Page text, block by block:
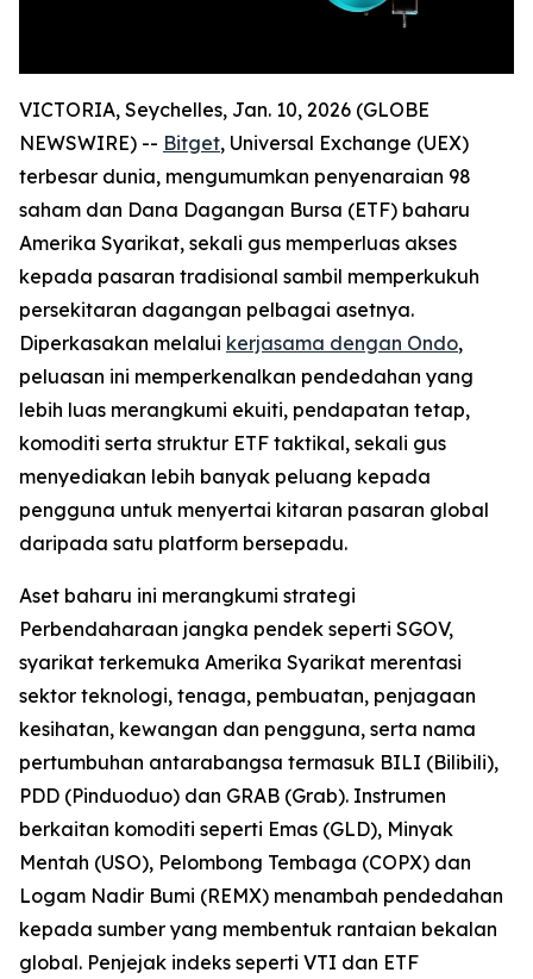
VICTORIA, Seychelles, Jan. 10, 2026 (GLOBE
NEWSWIRE) -- Bitget, Universal Exchange (UEX)
terbesar dunia, mengumumkan penyenaraian 98
saham dan Dana Dagangan Bursa (ETF) baharu
Amerika Syarikat, sekali gus memperluas akses
kepada pasaran tradisional sambil memperkukuh
persekitaran dagangan pelbagai asetnya.
Diperkasakan melalui kerjasama dengan Ondo,
peluasan ini memperkenalkan pendedahan yang
lebih luas merangkumi ekuiti, pendapatan tetap,
komoditi serta struktur ETF taktikal, sekali gus
menyediakan lebih banyak peluang kepada
pengguna untuk menyertai kitaran pasaran global
daripada satu platform bersepadu.
Aset baharu ini merangkumi strategi
Perbendaharaan jangka pendek seperti SGOV,
syarikat terkemuka Amerika Syarikat merentasi
sektor teknologi, tenaga, pembuatan, penjagaan
kesihatan, kewangan dan pengguna, serta nama
pertumbuhan antarabangsa termasuk BILI (Bilibili),
PDD (Pinduoduo) dan GRAB (Grab). Instrumen
berkaitan komoditi seperti Emas (GLD), Minyak
Mentah (USO), Pelombong Tembaga (COPX) dan
Logam Nadir Bumi (REMX) menambah pendedahan
kepada sumber yang membentuk rantaian bekalan
global. Penjejak indeks seperti VTI dan ETF